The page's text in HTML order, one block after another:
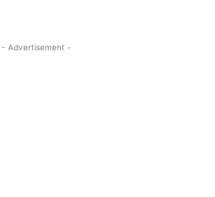
- Advertisement -